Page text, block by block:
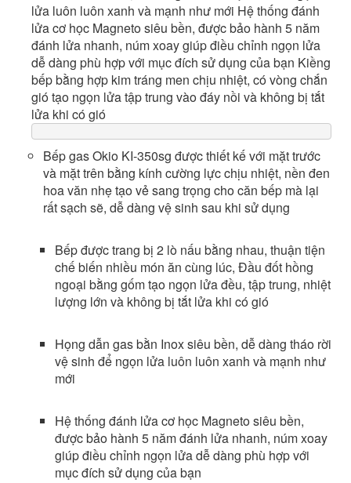
lửa luôn luôn xanh và mạnh như mới Hệ thống đánh
lửa cơ học Magneto siêu bền, được bảo hành 5 năm
đánh lửa nhanh, núm xoay giúp điều chỉnh ngọn lửa
dễ dàng phù hợp với mục đích sử dụng của bạn Kiềng
bếp bằng hợp kim tráng men chịu nhiệt, có vòng chắn
gió tạo ngọn lửa tập trung vào đáy nồi và không bị tắt
lửa khi có gió
Bếp gas Okio KI-350sg được thiết kế với mặt trước
và mặt trên bằng kính cường lực chịu nhiệt, nền đen
hoa văn nhẹ tạo vẻ sang trọng cho căn bếp mà lại
rất sạch sẽ, dễ dàng vệ sinh sau khi sử dụng
Bếp được trang bị 2 lò nấu bằng nhau, thuận tiện
chế biến nhiều món ăn cùng lúc, Đầu đốt hồng
ngoại bằng gốm tạo ngọn lửa đều, tập trung, nhiệt
lượng lớn và không bị tắt lửa khi có gió
Họng dẫn gas bằn Inox siêu bền, dễ dàng tháo rời
vệ sinh để ngọn lửa luôn luôn xanh và mạnh như
mới
Hệ thống đánh lửa cơ học Magneto siêu bền,
được bảo hành 5 năm đánh lửa nhanh, núm xoay
giúp điều chỉnh ngọn lửa dễ dàng phù hợp với
mục đích sử dụng của bạn